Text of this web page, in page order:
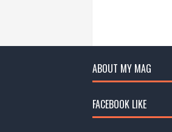
ABOUT MY MAG
FACEBOOK LIKE